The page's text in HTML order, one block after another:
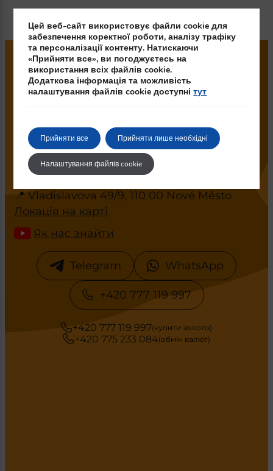
ШОУ-РУМ ОБМІНУ ВАЛЮТ ТА
ПРОДАЖУ ЗОЛОТА DEALFIN У
Банківське та інвестиційне золото у
злитках можна купити у Чехії у
ліцензованих магазинах DealFin.
📍 Vladislavova 49/9, 110 00 Nové Město
Локація на карті
Як нас знайти
Telegram WhatsApp
+420 777 119 997
+420 777 119 997(купити золото)
+420 775 233 084(обмін валют)
Цей веб-сайт використовує файли cookie для
забезпечення коректної роботи, аналізу трафіку
та персоналізації контенту. Натискаючи
«Прийняти все», ви погоджуєтесь на
використання всіх файлів cookie.
Додаткова інформація та можливість
налаштування файлів cookie доступнітут
Прийняти все Прийняти лише необхідні
Налаштування файлів cookie